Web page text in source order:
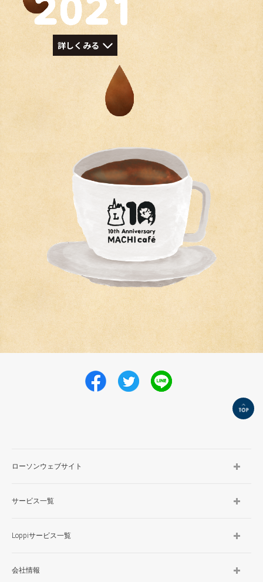
詳しくみる
ローソンウェブサイト
サービス一覧
Loppiサービス一覧
会社情報